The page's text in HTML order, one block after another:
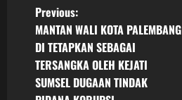
P
o
s
Previous:
MANTAN WALI KOTA PALEMBANG
DI TETAPKAN SEBAGAI
TERSANGKA OLEH KEJATI
SUMSEL DUGAAN TINDAK